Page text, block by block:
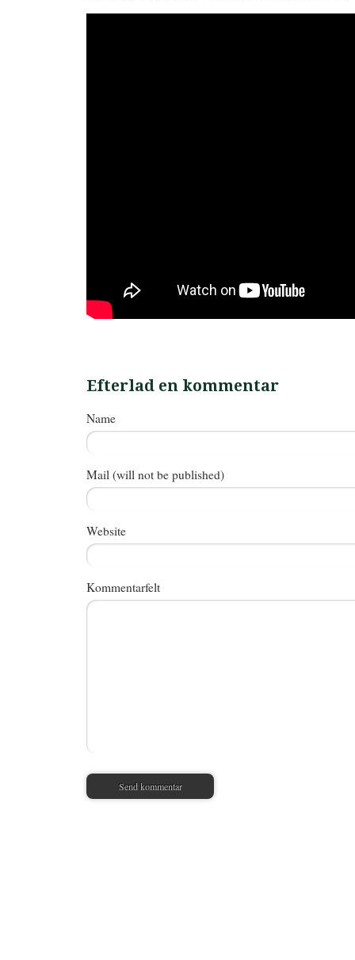
Efterlad en kommentar
Name
Mail (will not be published)
Website
Kommentarfelt